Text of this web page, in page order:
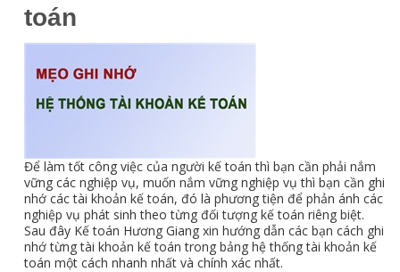
toán
Để làm tốt công việc của người kế toán thì bạn cần phải nắm
vững các nghiệp vụ, muốn nắm vững nghiệp vụ thì bạn cần ghi
nhớ các tài khoản kế toán, đó là phương tiện để phản ánh các
nghiệp vụ phát sinh theo từng đối tượng kế toán riêng biệt.
Sau đây Kế toán Hương Giang xin hướng dẫn các bạn cách ghi
nhớ từng tài khoản kế toán trong bảng hệ thống tài khoản kế
toán một cách nhanh nhất và chính xác nhất.